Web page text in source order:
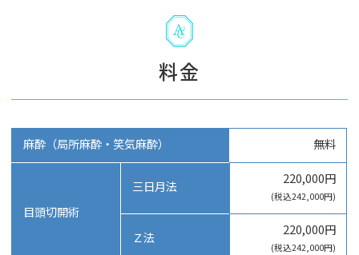
料金
麻酔（局所麻酔・笑気麻酔） 無料
目頭切開術
三日月法 220,000円
(税込242,000円)
Ｚ法 220,000円
(税込242,000円)